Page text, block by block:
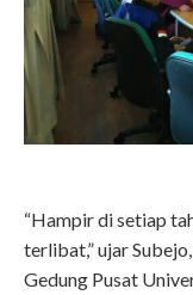
“Hampir di setiap
terlibat,” ujar
Gedung Pusat